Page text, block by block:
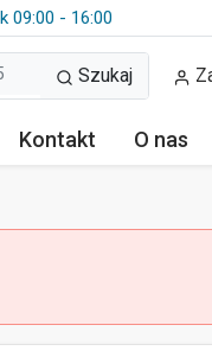
09:00 - 16:00
Szukaj
Kontakt O nas